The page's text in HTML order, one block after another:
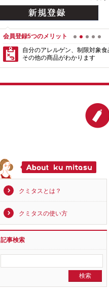
会員登録5つのメリット 1 2 3 4
自分のアレルゲン、制限対象
その他の商品がわかります
クミタスとは？
クミタスの使い方
記事検索